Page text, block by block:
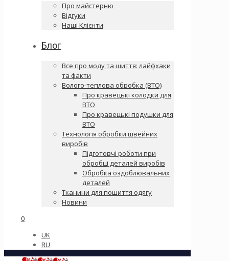
Про майстерню
Відгуки
Наші Клієнти
Блог
Все про моду та шиття: лайфхаки
та факти
Волого-теплова обробка (ВТО)
Про кравецькі колодки для
ВТО
Про кравецькі подушки для
ВТО
Технологія обробки швейних
виробів
Підготовчі роботи при
обробці деталей виробів
Обробка оздоблювальних
деталей
Тканини для пошиття одягу
Новини
0
UK
RU